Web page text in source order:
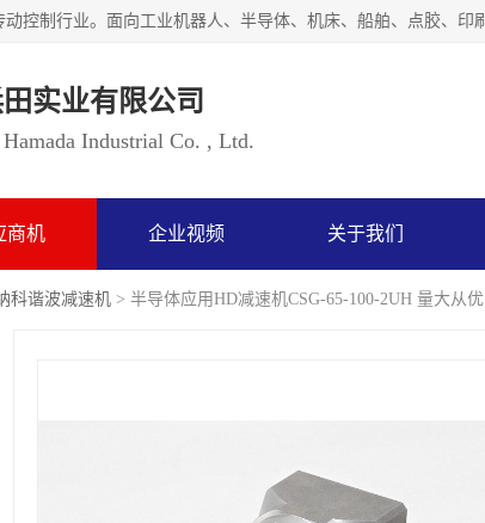
实业有限公司
Hamada Industrial Co. , Ltd.
商机 企业视频 关于我们
科谐波减速机 > 半导体应用HD减速机CSG-65-100-2UH 量大从优